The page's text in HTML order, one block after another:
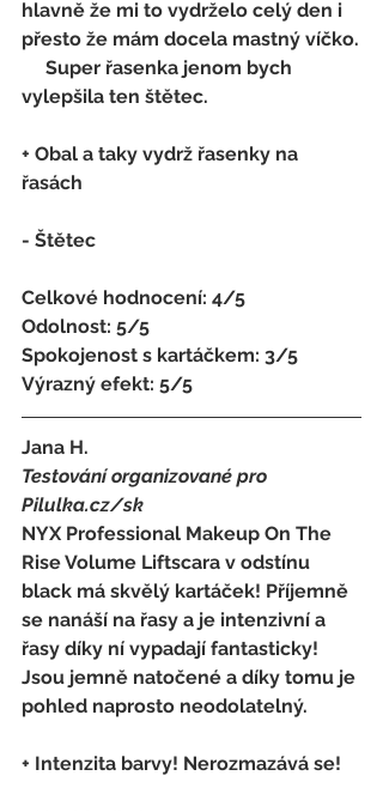
hlavně že mi to vydrželo celý den i
přesto že mám docela mastný víčko.
vylepšila ten štětec.
+ Obal a taky vydrž řasenky na
řasách
- Štětec
Celkové hodnocení: 4/5
Odolnost: 5/5
Spokojenost s kartáčkem: 3/5
Výrazný efekt: 5/5
Jana H.
Testování organizované pro
Pilulka.cz/sk
NYX Professional Makeup On The
Rise Volume Liftscara v odstínu
black má skvělý kartáček! Příjemně
se nanáší na řasy a je intenzivní a
řasy díky ní vypadají fantasticky!
Jsou jemně natočené a díky tomu je
pohled naprosto neodolatelný.
+ Intenzita barvy! Nerozmazává se!